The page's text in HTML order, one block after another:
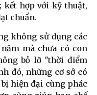
kết hợp với kỹ thuật,
chuẩn.
không sử dụng các
mà chưa có con
bỏ lỡ "thời điểm
đó, những cơ sở có
hiện đại cùng phác